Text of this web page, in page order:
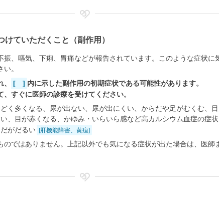
ていただくこと（副作用）
振、嘔気、下痢、胃痛などが報告されています。このような症状に
。
[ ] 内に示した副作用の初期症状である可能性があります。
すぐに医師の診療を受けてください。
く多くなる、尿が出ない、尿が出にくい、からだや足がむくむ、
、目が赤くなる、かゆみ・いらいら感など高カルシウム血症の症状
がだるい [肝機能障害、黄疸]
のではありません。上記以外でも気になる症状が出た場合は、医師